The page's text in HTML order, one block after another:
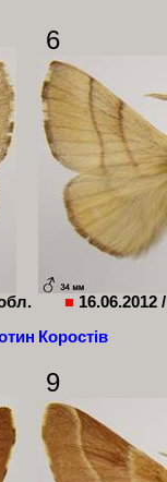
6
■ 16.06.2012
Коростів
9